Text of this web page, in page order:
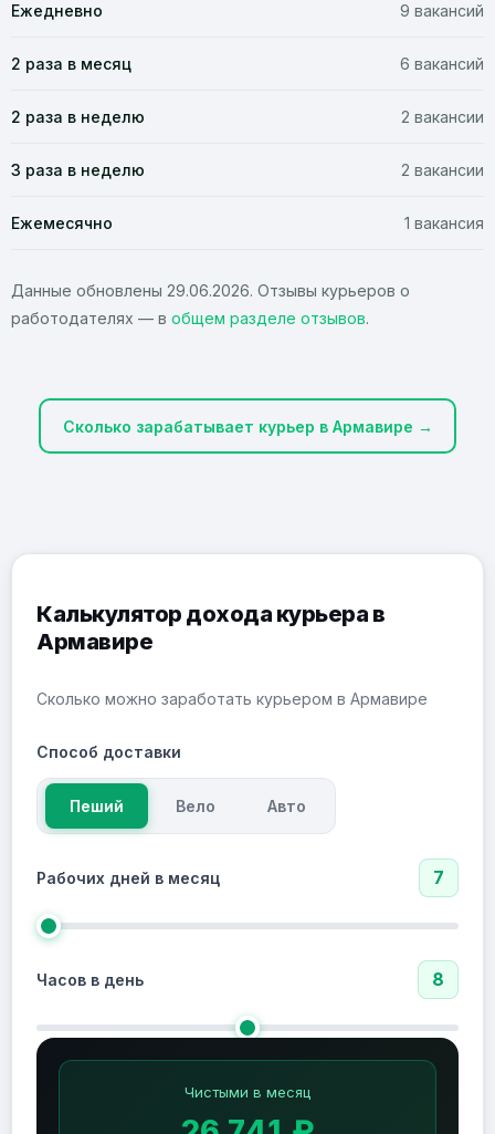
Ежедневно 9 вакансий
2 раза в месяц 6 вакансий
2 раза в неделю 2 вакансии
3 раза в неделю 2 вакансии
Ежемесячно 1 вакансия
Данные обновлены 29.06.2026. Отзывы курьеров о
работодателях — в общем разделе отзывов.
Сколько зарабатывает курьер в Армавире →
Калькулятор дохода курьера в
Армавире
Сколько можно заработать курьером в Армавире
Способ доставки
Пеший Вело Авто
Рабочих дней в месяц 7
Часов в день 8
Чистыми в месяц